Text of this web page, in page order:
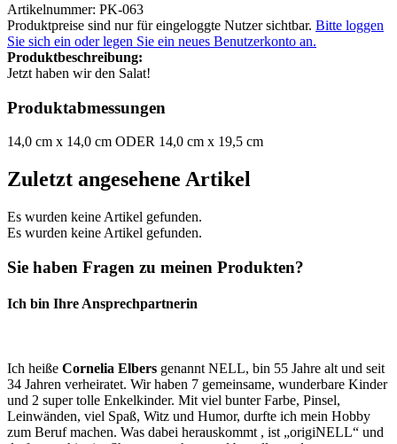
Artikelnummer: PK-063
Produktpreise sind nur für eingeloggte Nutzer sichtbar. Bitte loggen
Sie sich ein oder legen Sie ein neues Benutzerkonto an.
Produktbeschreibung:
Jetzt haben wir den Salat!
Produktabmessungen
14,0 cm x 14,0 cm ODER 14,0 cm x 19,5 cm
Zuletzt angesehene Artikel
Es wurden keine Artikel gefunden.
Es wurden keine Artikel gefunden.
Sie haben Fragen zu meinen Produkten?
Ich bin Ihre Ansprechpartnerin
Ich heiße Cornelia Elbers genannt NELL, bin 55 Jahre alt und seit
34 Jahren verheiratet. Wir haben 7 gemeinsame, wunderbare Kinder
und 2 super tolle Enkelkinder. Mit viel bunter Farbe, Pinsel,
Leinwänden, viel Spaß, Witz und Humor, durfte ich mein Hobby
zum Beruf machen. Was dabei herauskommt , ist „origiNELL“ und